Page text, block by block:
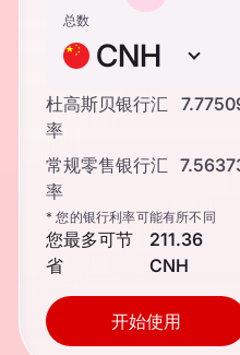
总数
CNH
杜高斯贝银行汇
率
常规零售银行汇
率
* 您的银行利率可能有所不同
您最多可节
省
211.36
CNH
开始使用